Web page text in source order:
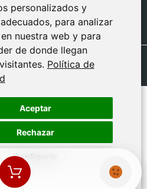
personalizados y
para analizar
nuestra web y para
de donde llegan
Política de
Aceptar
Rechazar
Configurar
personalizados y
para analizar
nuestra web y para
de donde llegan
Política de
Aceptar
Rechazar
Configurar